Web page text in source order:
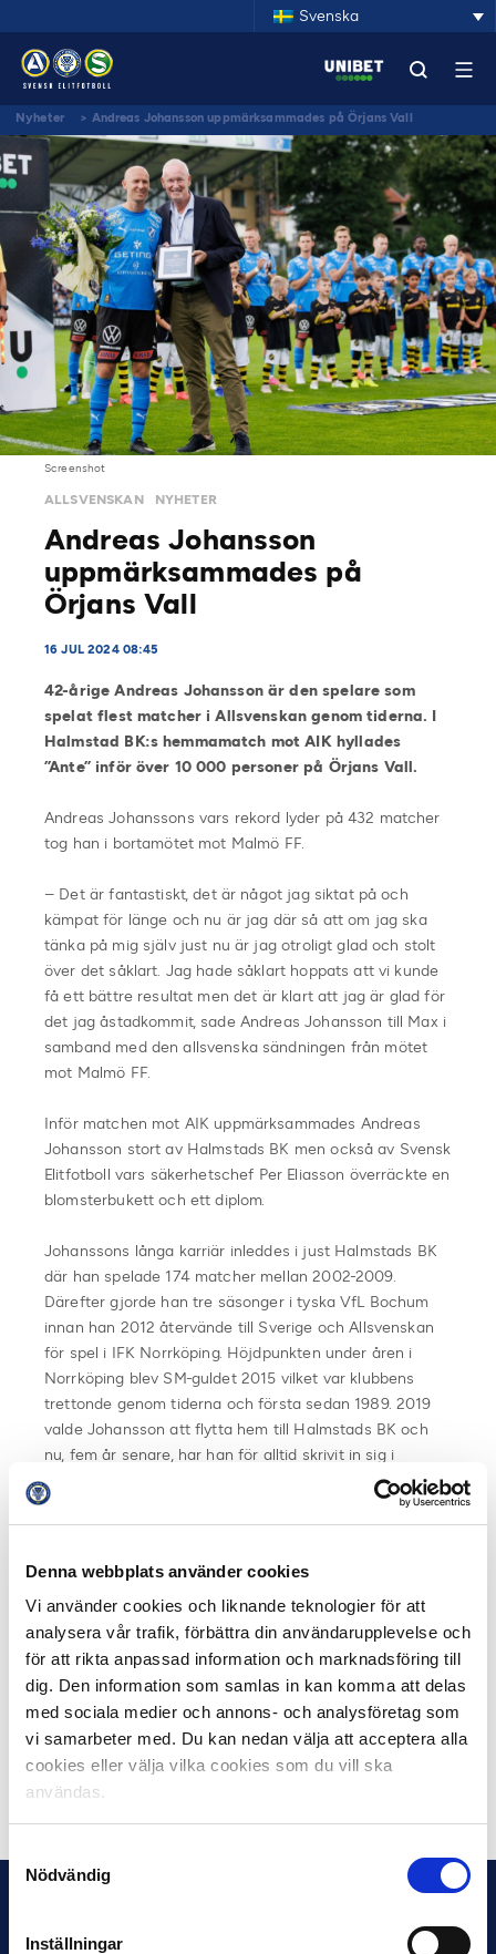
Denna webbplats använder cookies
Vi använder cookies och liknande teknologier för att
analysera vår trafik, förbättra din användarupplevelse och
för att rikta anpassad information och marknadsföring till
dig. Den information som samlas in kan komma att delas
med sociala medier och annons- och analysföretag som
vi samarbeter med. Du kan nedan välja att acceptera alla
cookies eller välja vilka cookies som du vill ska
användas.
Nödvändig
Inställningar
Svenska
Nyheter > Andreas Johansson uppmärksammades på Örjans Vall
Screenshot
ALLSVENSKAN NYHETER
Andreas Johansson
uppmärksammades på
Örjans Vall
16 JUL 2024 08:45
42-årige Andreas Johansson är den spelare som
spelat flest matcher i Allsvenskan genom tiderna. I
Halmstad BK:s hemmamatch mot AIK hyllades
”Ante” inför över 10 000 personer på Örjans Vall.
Andreas Johanssons vars rekord lyder på 432 matcher
tog han i bortamötet mot Malmö FF.
– Det är fantastiskt, det är något jag siktat på och
kämpat för länge och nu är jag där så att om jag ska
tänka på mig själv just nu är jag otroligt glad och stolt
över det såklart. Jag hade såklart hoppats att vi kunde
få ett bättre resultat men det är klart att jag är glad för
det jag åstadkommit, sade Andreas Johansson till Max i
samband med den allsvenska sändningen från mötet
mot Malmö FF.
Inför matchen mot AIK uppmärksammades Andreas
Johansson stort av Halmstads BK men också av Svensk
Elitfotboll vars säkerhetschef Per Eliasson överräckte en
blomsterbukett och ett diplom.
Johanssons långa karriär inleddes i just Halmstads BK
där han spelade 174 matcher mellan 2002-2009.
Därefter gjorde han tre säsonger i tyska VfL Bochum
innan han 2012 återvände till Sverige och Allsvenskan
för spel i IFK Norrköping. Höjdpunkten under åren i
Norrköping blev SM-guldet 2015 vilket var klubbens
trettonde genom tiderna och första sedan 1989. 2019
valde Johansson att flytta hem till Halmstads BK och
nu, fem år senare, har han för alltid skrivit in sig i
historieböckerna som den spelare med flest matcher i
Allsvenskan genom tiderna.
Allsvenskan har han även gjort 91 matcher i Superettan.
De totalt 523 matcherna inom den svenska elitfotbollen
gör att han ligger på en andra plats på listan över
Svensk Elitfotbolls legendarer – endast 25 matcher
bakom Kristian Bergström som noterades för hela 548
matcher i Allsvenskan och Superettan under sin långa
och imponerande karriär.
Dela på Facebook